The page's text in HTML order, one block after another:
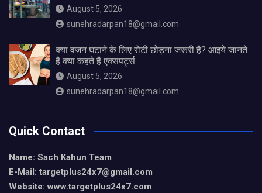
August 5, 2026
sunehradarpan18@gmail.com
क्या वजन घटाने के लिए रोटी छोड़ना जरूरी है? आइये जानते
हैं क्या कहते हैं एक्सपर्ट्स
August 5, 2026
sunehradarpan18@gmail.com
Quick Contact
Name: Sach Kahun Team
E-Mail: targetplus24x7@gmail.com
Website: www.targetplus24x7.com